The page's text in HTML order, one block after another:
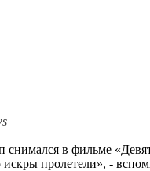
в фильме
пролетели», -